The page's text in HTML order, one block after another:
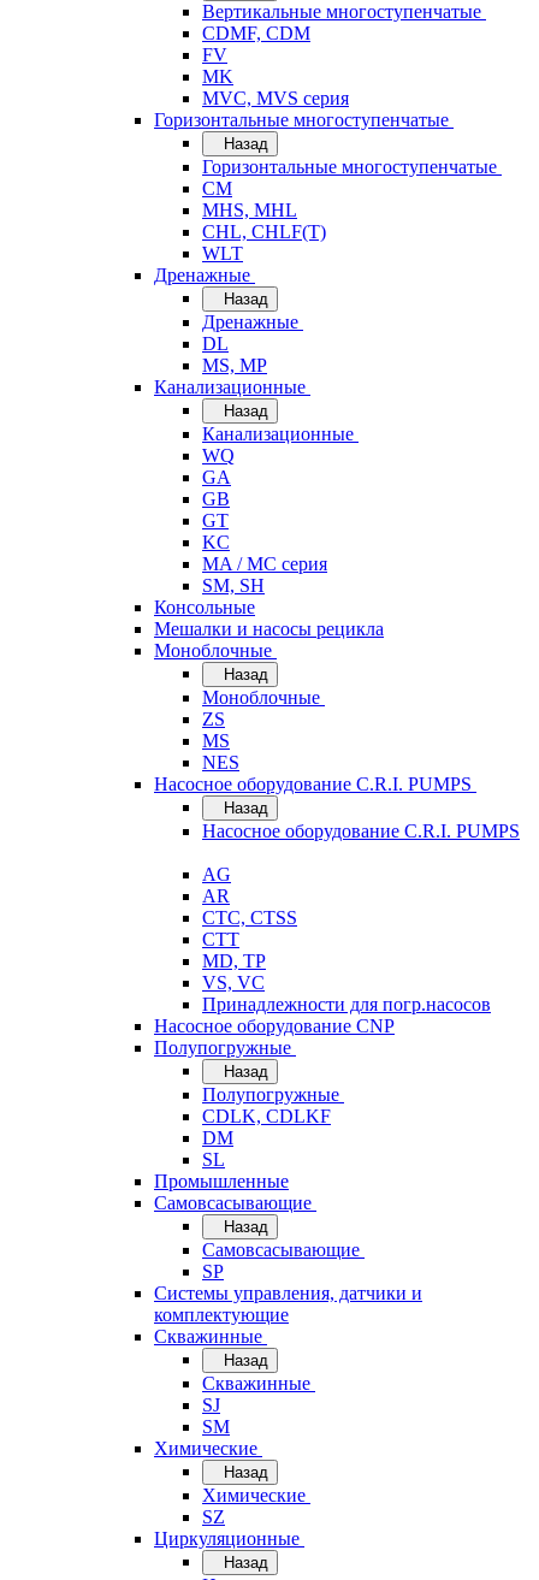
Вертикальные многоступенчатые
CDMF, CDM
FV
MK
MVC, MVS серия
Горизонтальные многоступенчатые
Назад
Горизонтальные многоступенчатые
CM
MHS, MHL
CHL, CHLF(T)
WLT
Дренажные
Назад
Дренажные
DL
MS, MP
Канализационные
Назад
Канализационные
WQ
GA
GB
GT
KC
MA / MC серия
SM, SH
Консольные
Мешалки и насосы рецикла
Моноблочные
Назад
Моноблочные
ZS
MS
NES
Насосное оборудование C.R.I. PUMPS
Назад
Насосное оборудование C.R.I. PUMPS
AG
AR
CTC, CTSS
CTT
MD, TP
VS, VC
Принадлежности для погр.насосов
Насосное оборудование CNP
Полупогружные
Назад
Полупогружные
CDLK, CDLKF
DM
SL
Промышленные
Самовсасывающие
Назад
Самовсасывающие
SP
Системы управления, датчики и
комплектующие
Скважинные
Назад
Скважинные
SJ
SM
Химические
Назад
Химические
SZ
Циркуляционные
Назад